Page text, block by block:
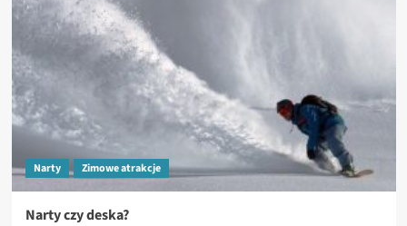
Narty Zimowe atrakcje
Narty czy deska?